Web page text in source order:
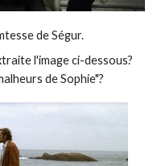
de Ségur.
l'image ci-dessous?
de Sophie"?